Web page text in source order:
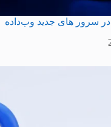
سرور های جدید وب‌داده